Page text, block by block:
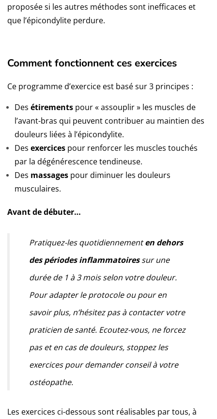
proposée si les autres méthodes sont inefficaces et
que l’épicondylite perdure.
Comment fonctionnent ces exercices
Ce programme d’exercice est basé sur 3 principes :
Des étirements pour « assouplir » les muscles de
l’avant-bras qui peuvent contribuer au maintien des
douleurs liées à l’épicondylite.
Des exercices pour renforcer les muscles touchés
par la dégénérescence tendineuse.
Des massages pour diminuer les douleurs
musculaires.
Avant de débuter…
Pratiquez-les quotidiennementen dehors
des périodes inflammatoiressur une
durée de 1 à 3 mois selon votre douleur.
Pour adapter le protocole ou pour en
savoir plus, n’hésitez pas à contacter votre
praticien de santé. Ecoutez-vous, ne forcez
pas et en cas de douleurs, stoppez les
exercices pour demander conseil à votre
ostéopathe.
Les exercices ci-dessous sont réalisables par tous, à